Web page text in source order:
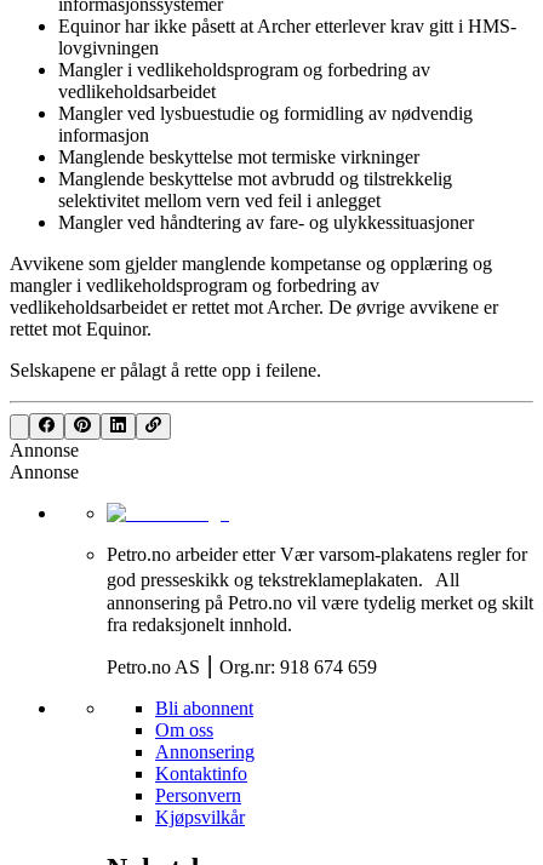
Equinor har ikke påsett at Archer etterlever krav gitt i HMS-
lovgivningen
Mangler i vedlikeholdsprogram og forbedring av
vedlikeholdsarbeidet
Mangler ved lysbuestudie og formidling av nødvendig
informasjon
Manglende beskyttelse mot termiske virkninger
Manglende beskyttelse mot avbrudd og tilstrekkelig
selektivitet mellom vern ved feil i anlegget
Mangler ved håndtering av fare- og ulykkessituasjoner
Avvikene som gjelder manglende kompetanse og opplæring og
mangler i vedlikeholdsprogram og forbedring av
vedlikeholdsarbeidet er rettet mot Archer. De øvrige avvikene er
rettet mot Equinor.
Selskapene er pålagt å rette opp i feilene.
Annonse
Annonse
Petro.no arbeider etter Vær varsom-plakatens regler for
god presseskikk og tekstreklameplakaten. All
annonsering på Petro.no vil være tydelig merket og skilt
fra redaksjonelt innhold.
Petro.no AS ⎮ Org.nr: 918 674 659
Bli abonnent
Om oss
Annonsering
Kontaktinfo
Personvern
Kjøpsvilkår